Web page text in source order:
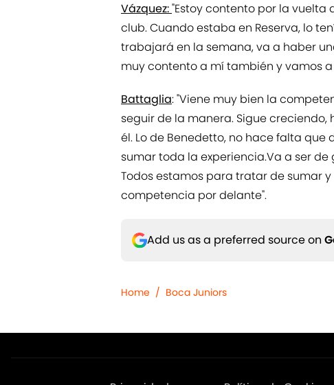
Vázquez:"Estoy contento por la vuelta
club. Cuando estaba en Reserva, lo
trabajará en la semana, va a haber
muy contento a mí también y vamos
Battaglia: "Viene muy bien la
seguir de la manera. Sigue
él. Lo de Benedetto, no hace falta
sumar toda la experiencia.Va a ser
Todos estamos para tratar de sumar
competencia por delante".
Add us as a preferred source on
Home / Boca Juniors